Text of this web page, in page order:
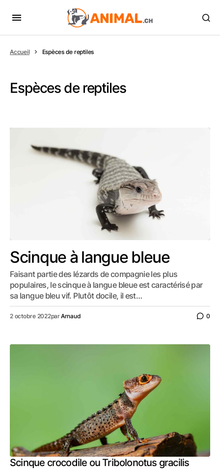
Accueil Espèces de reptiles
Espèces de reptiles
Scinque à langue bleue
Faisant partie des lézards de compagnie les plus
populaires, le scinque à langue bleue est caractérisé par
sa langue bleu vif. Plutôt docile, il est…
2 octobre 2022parArnaud 0
Scinque crocodile ou Tribolonotus gracilis